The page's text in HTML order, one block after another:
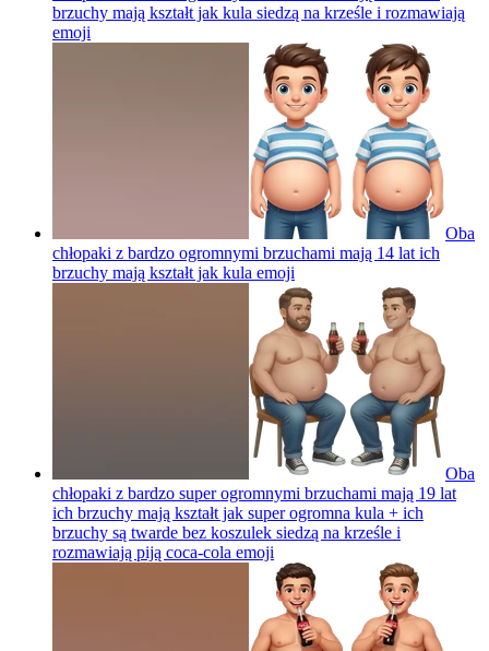
brzuchy mają kształt jak kula siedzą na krześle i rozmawiają
emoji
Oba
chłopaki z bardzo ogromnymi brzuchami mają 14 lat ich
brzuchy mają kształt jak kula emoji
Oba
chłopaki z bardzo super ogromnymi brzuchami mają 19 lat
ich brzuchy mają kształt jak super ogromna kula + ich
brzuchy są twarde bez koszulek siedzą na krześle i
rozmawiają piją coca-cola emoji